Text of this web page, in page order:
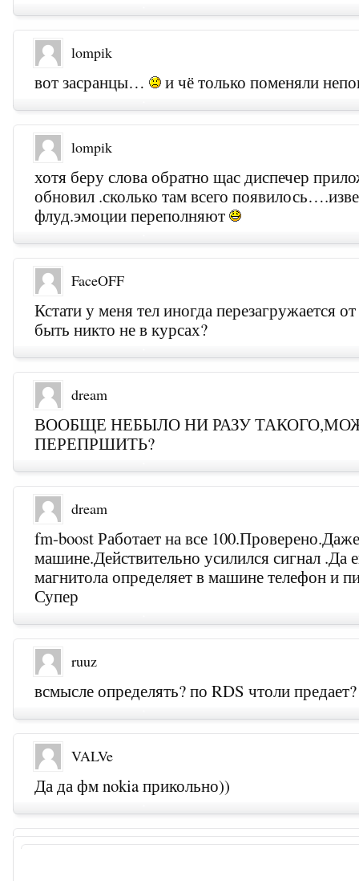
lompik
вот засранцы… и чё только поменяли
lompik
хотя беру слова обратно щас диспечер
обновил .сколько там всего
флуд.эмоции переполняют
FaceOFF
Кстати у меня тел иногда перезагружается
быть никто не в курсах?
dream
ВООБЩЕ НЕБЫЛО НИ РАЗУ
ПЕРЕПРШИТЬ?
dream
fm-boost Работает на все
машине.Действительно усилился сигнал .Да
магнитола определяет в машине телефон и
Супер
ruuz
всмысле определять? по RDS чтоли
VALVe
Да да фм nokia прикольно))